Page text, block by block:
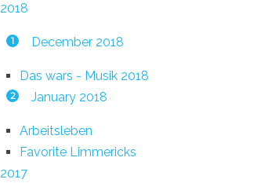
2018
1 December 2018
Das wars - Musik 2018
2 January 2018
Arbeitsleben
Favorite Limmericks
2017